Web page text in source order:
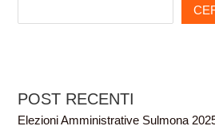
POST RECENTI
Elezioni Amministrative Sulmona